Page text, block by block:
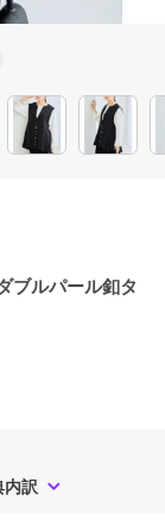
ブルパール釦タ
内訳